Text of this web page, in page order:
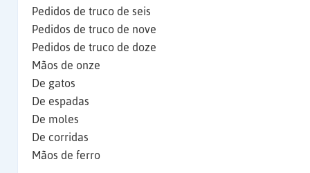
Pedidos de truco de seis
Pedidos de truco de nove
Pedidos de truco de doze
Mãos de onze
De gatos
De espadas
De moles
De corridas
Mãos de ferro